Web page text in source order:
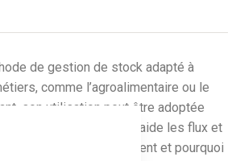
de gestion de stock adapté à
comme l’agroalimentaire ou le
son utilisation peut être adoptée
Cette philosophie aide les flux et
ordre de l’atelier. Comment et pourquoi